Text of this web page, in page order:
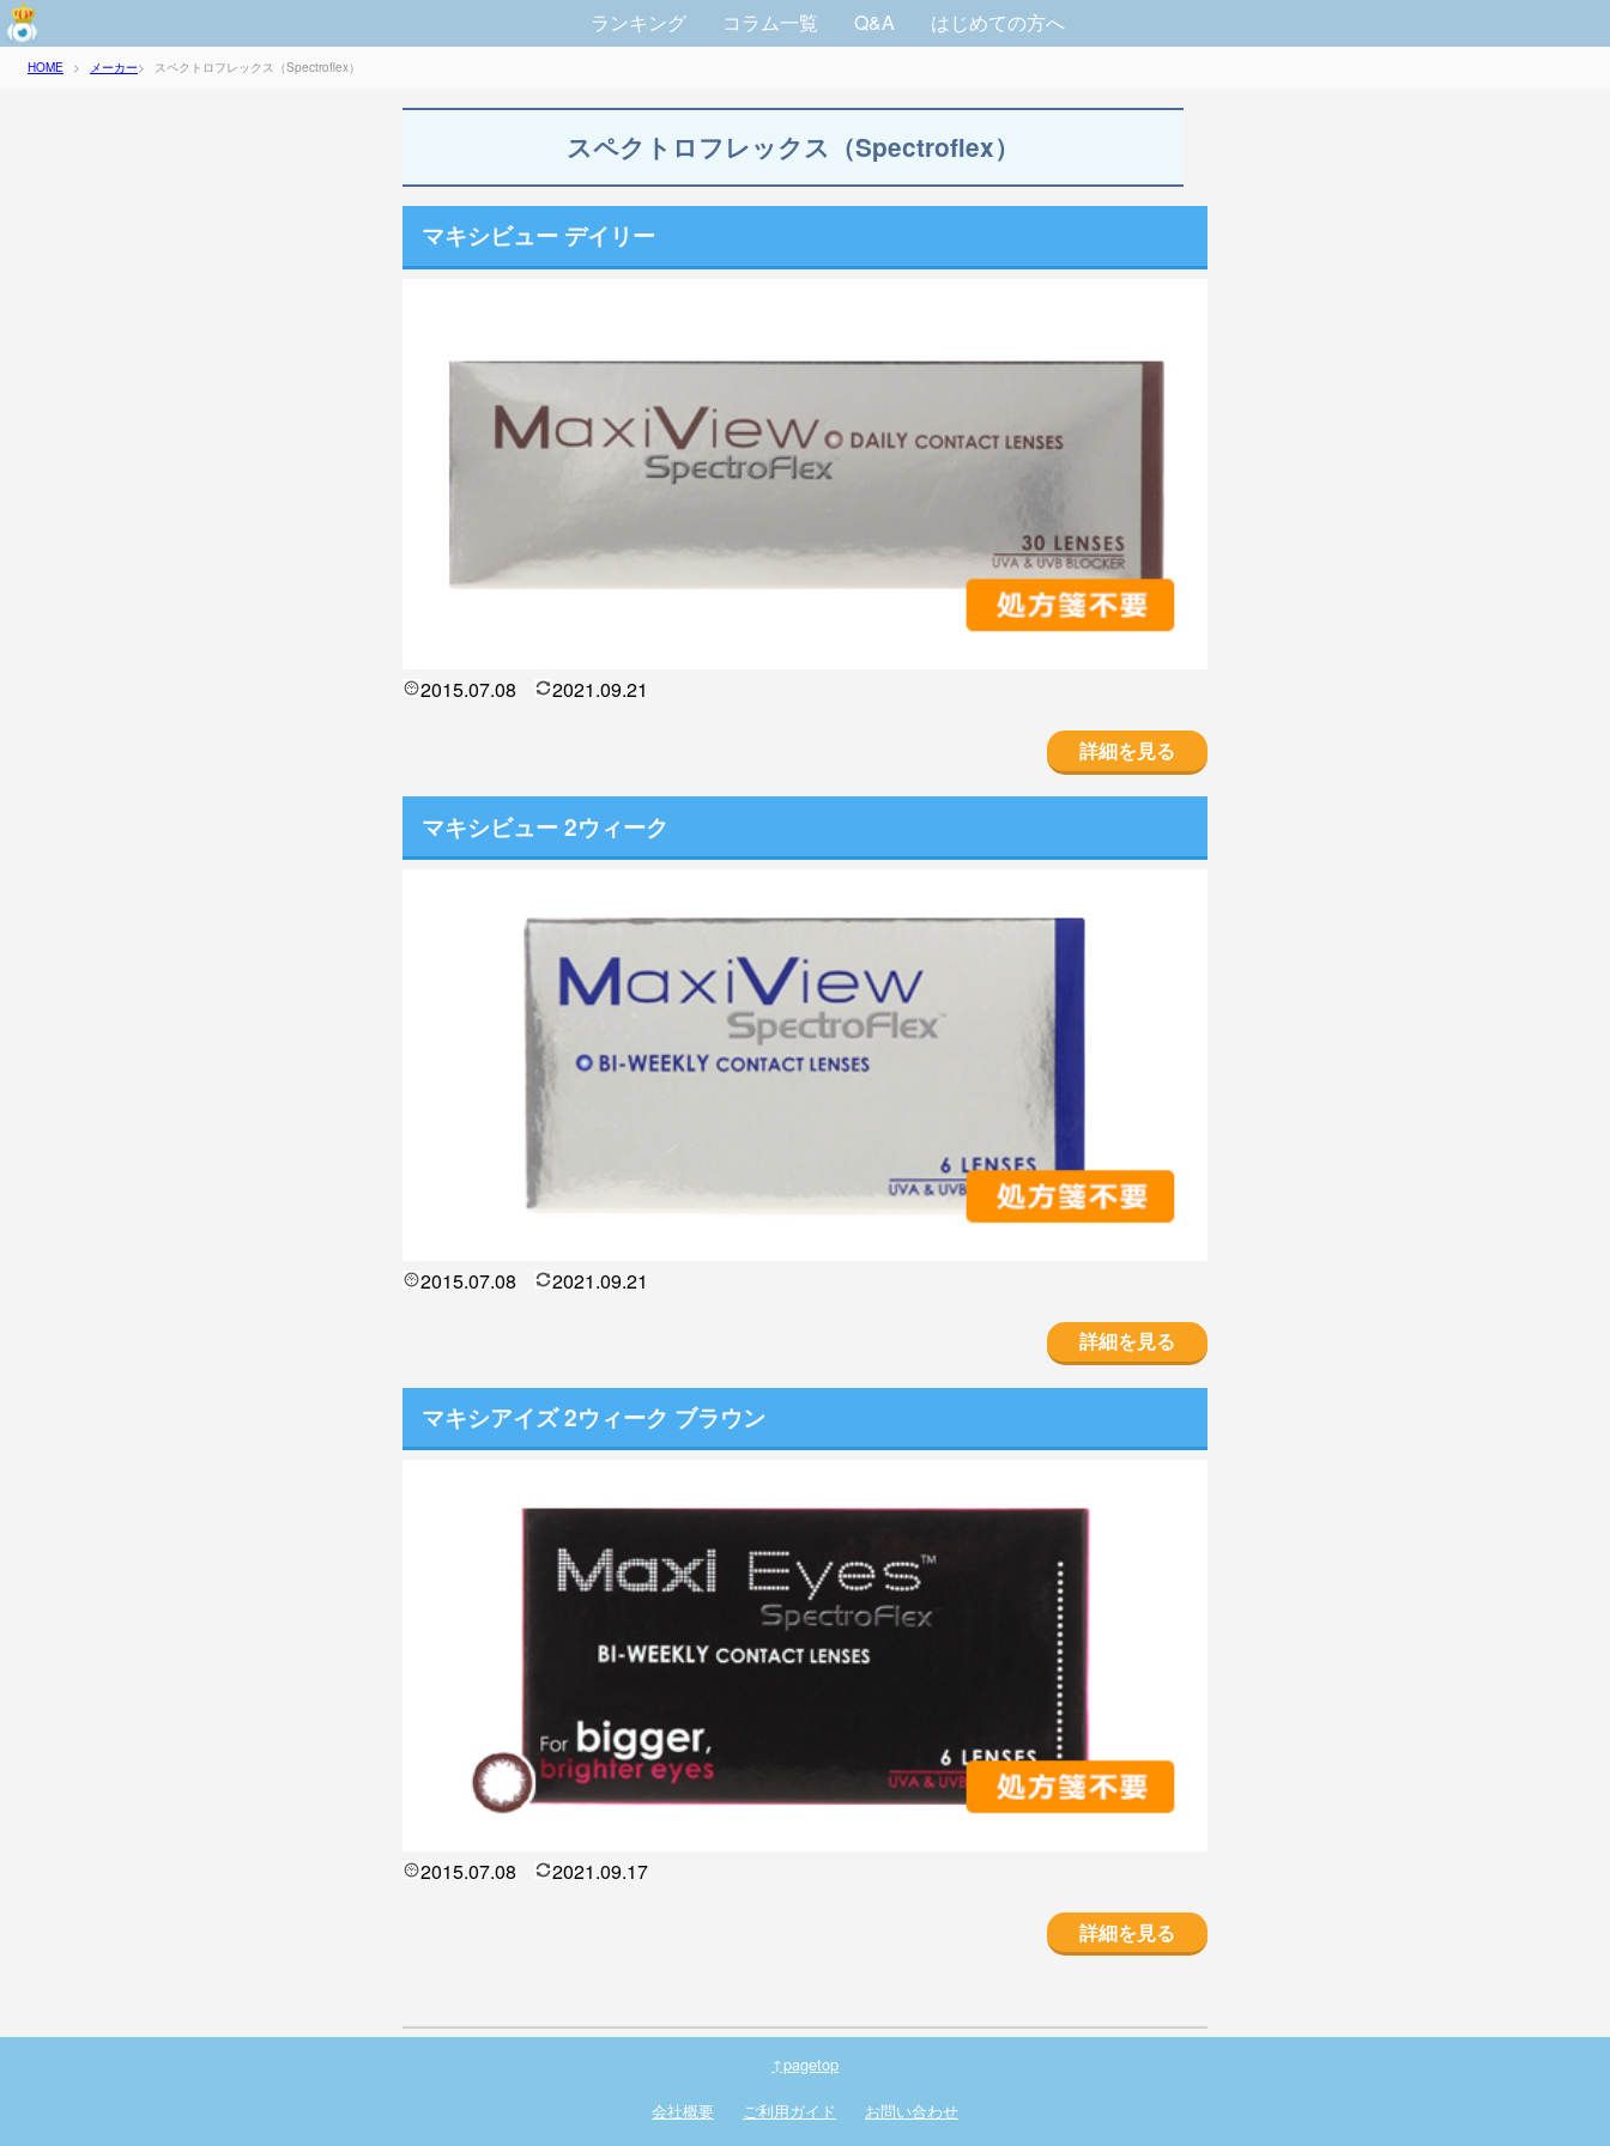
ランキング コラム一覧 Q&A はじめての方へ
HOME > メーカー> スペクトロフレックス（Spectroflex）
スペクトロフレックス（Spectroflex）
マキシビュー デイリー
2015.07.08 2021.09.21
詳細を見る
マキシビュー 2ウィーク
2015.07.08 2021.09.21
詳細を見る
マキシアイズ 2ウィーク ブラウン
2015.07.08 2021.09.17
詳細を見る
↑pagetop
会社概要 ご利用ガイド お問い合わせ